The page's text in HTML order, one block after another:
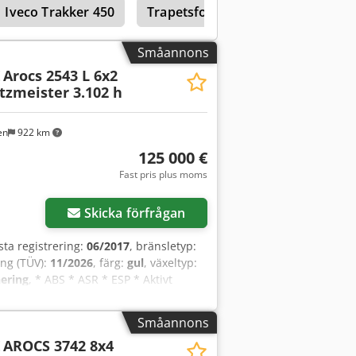
€ Codpfx Apoyyfxfemerf *
€ Restvärde: 24 080,00 € Om
kontakta oss (Hr. Enchev). Vi
ditt begagnade fordon i inbyte.
Vi talar: tyska, engelska, spanska,
Iveco Trakker 450 Trapetsformat Blad
Småannons
Begär fler bilder
922 km
Arocs 2543 L 6x2
3.102 h
125 000 €
Fast pris plus moms
Skicka förfrågan
registrering: 06/2017, bränsletyp:
(TÜV): 11/2026, färg: gul, växeltyp:
, * ABS * ASR * ESP * Aktivt
för backning *
backe * Elmanövrerade
Centrallås * Taklucka * Bakruta *
* Styraxel * AP-axlar *
Småannons
AROCS 3742 8x4